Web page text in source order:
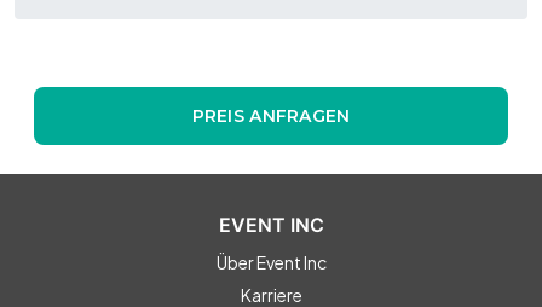
PREIS ANFRAGEN
EVENT INC
Über Event Inc
Karriere